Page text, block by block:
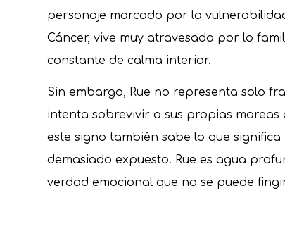
personaje marcado por la
Cáncer, vive muy atravesada por lo
constante de calma interior.
Sin embargo, Rue no representa solo
intenta sobrevivir a sus propias
este signo también sabe lo que
demasiado expuesto. Rue es agua
verdad emocional que no se puede